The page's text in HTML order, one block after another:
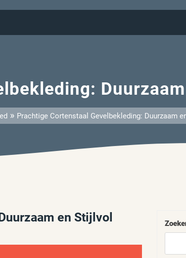
» Prachtige Cortenstaal Gevelbekleding: Duurzaam
en Stijlvol